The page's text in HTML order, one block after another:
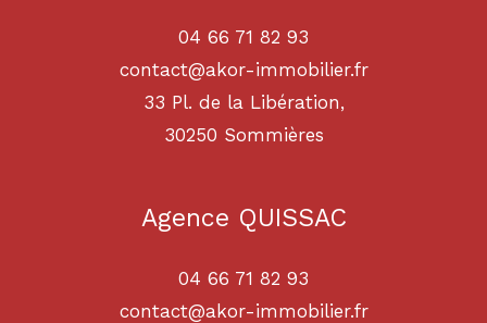
04 66 71 82 93
contact@akor-immobilier.fr
33 Pl. de la Libération,
30250
sommières
Agence QUISSAC
04 66 71 82 93
contact@akor-immobilier.fr